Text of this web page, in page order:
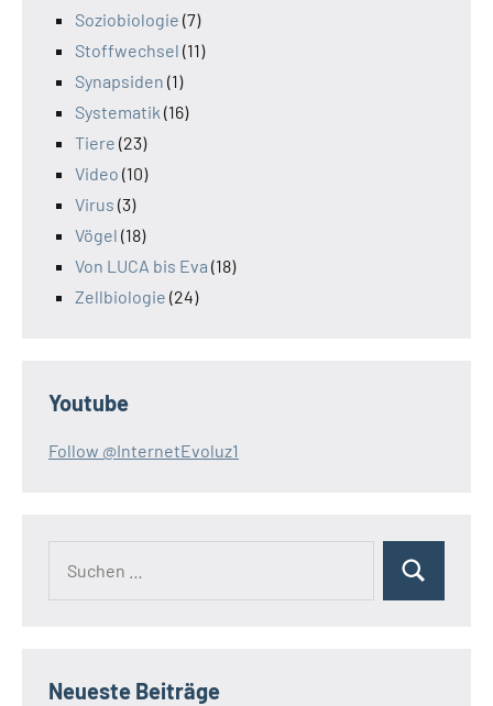
Soziobiologie (7)
Stoffwechsel (11)
Synapsiden (1)
Systematik (16)
Tiere (23)
Video (10)
Virus (3)
Vögel (18)
Von LUCA bis Eva (18)
Zellbiologie (24)
Youtube
Follow @InternetEvoluz1
Suchen
Neueste Beiträge